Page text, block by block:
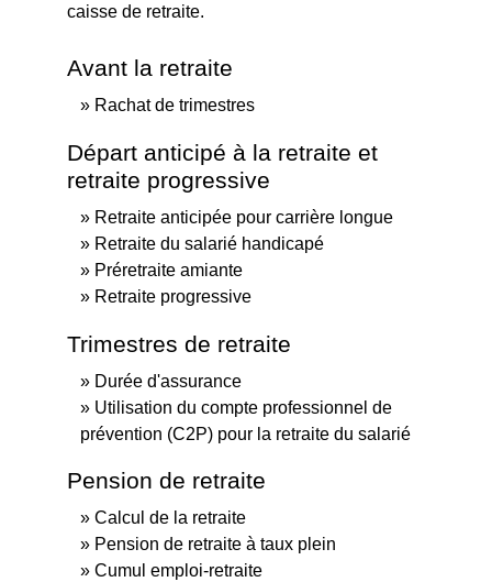
caisse de retraite.
Avant la retraite
Rachat de trimestres
Départ anticipé à la retraite et
retraite progressive
Retraite anticipée pour carrière longue
Retraite du salarié handicapé
Préretraite amiante
Retraite progressive
Trimestres de retraite
Durée d'assurance
Utilisation du compte professionnel de
prévention (C2P) pour la retraite du salarié
Pension de retraite
Calcul de la retraite
Pension de retraite à taux plein
Cumul emploi-retraite